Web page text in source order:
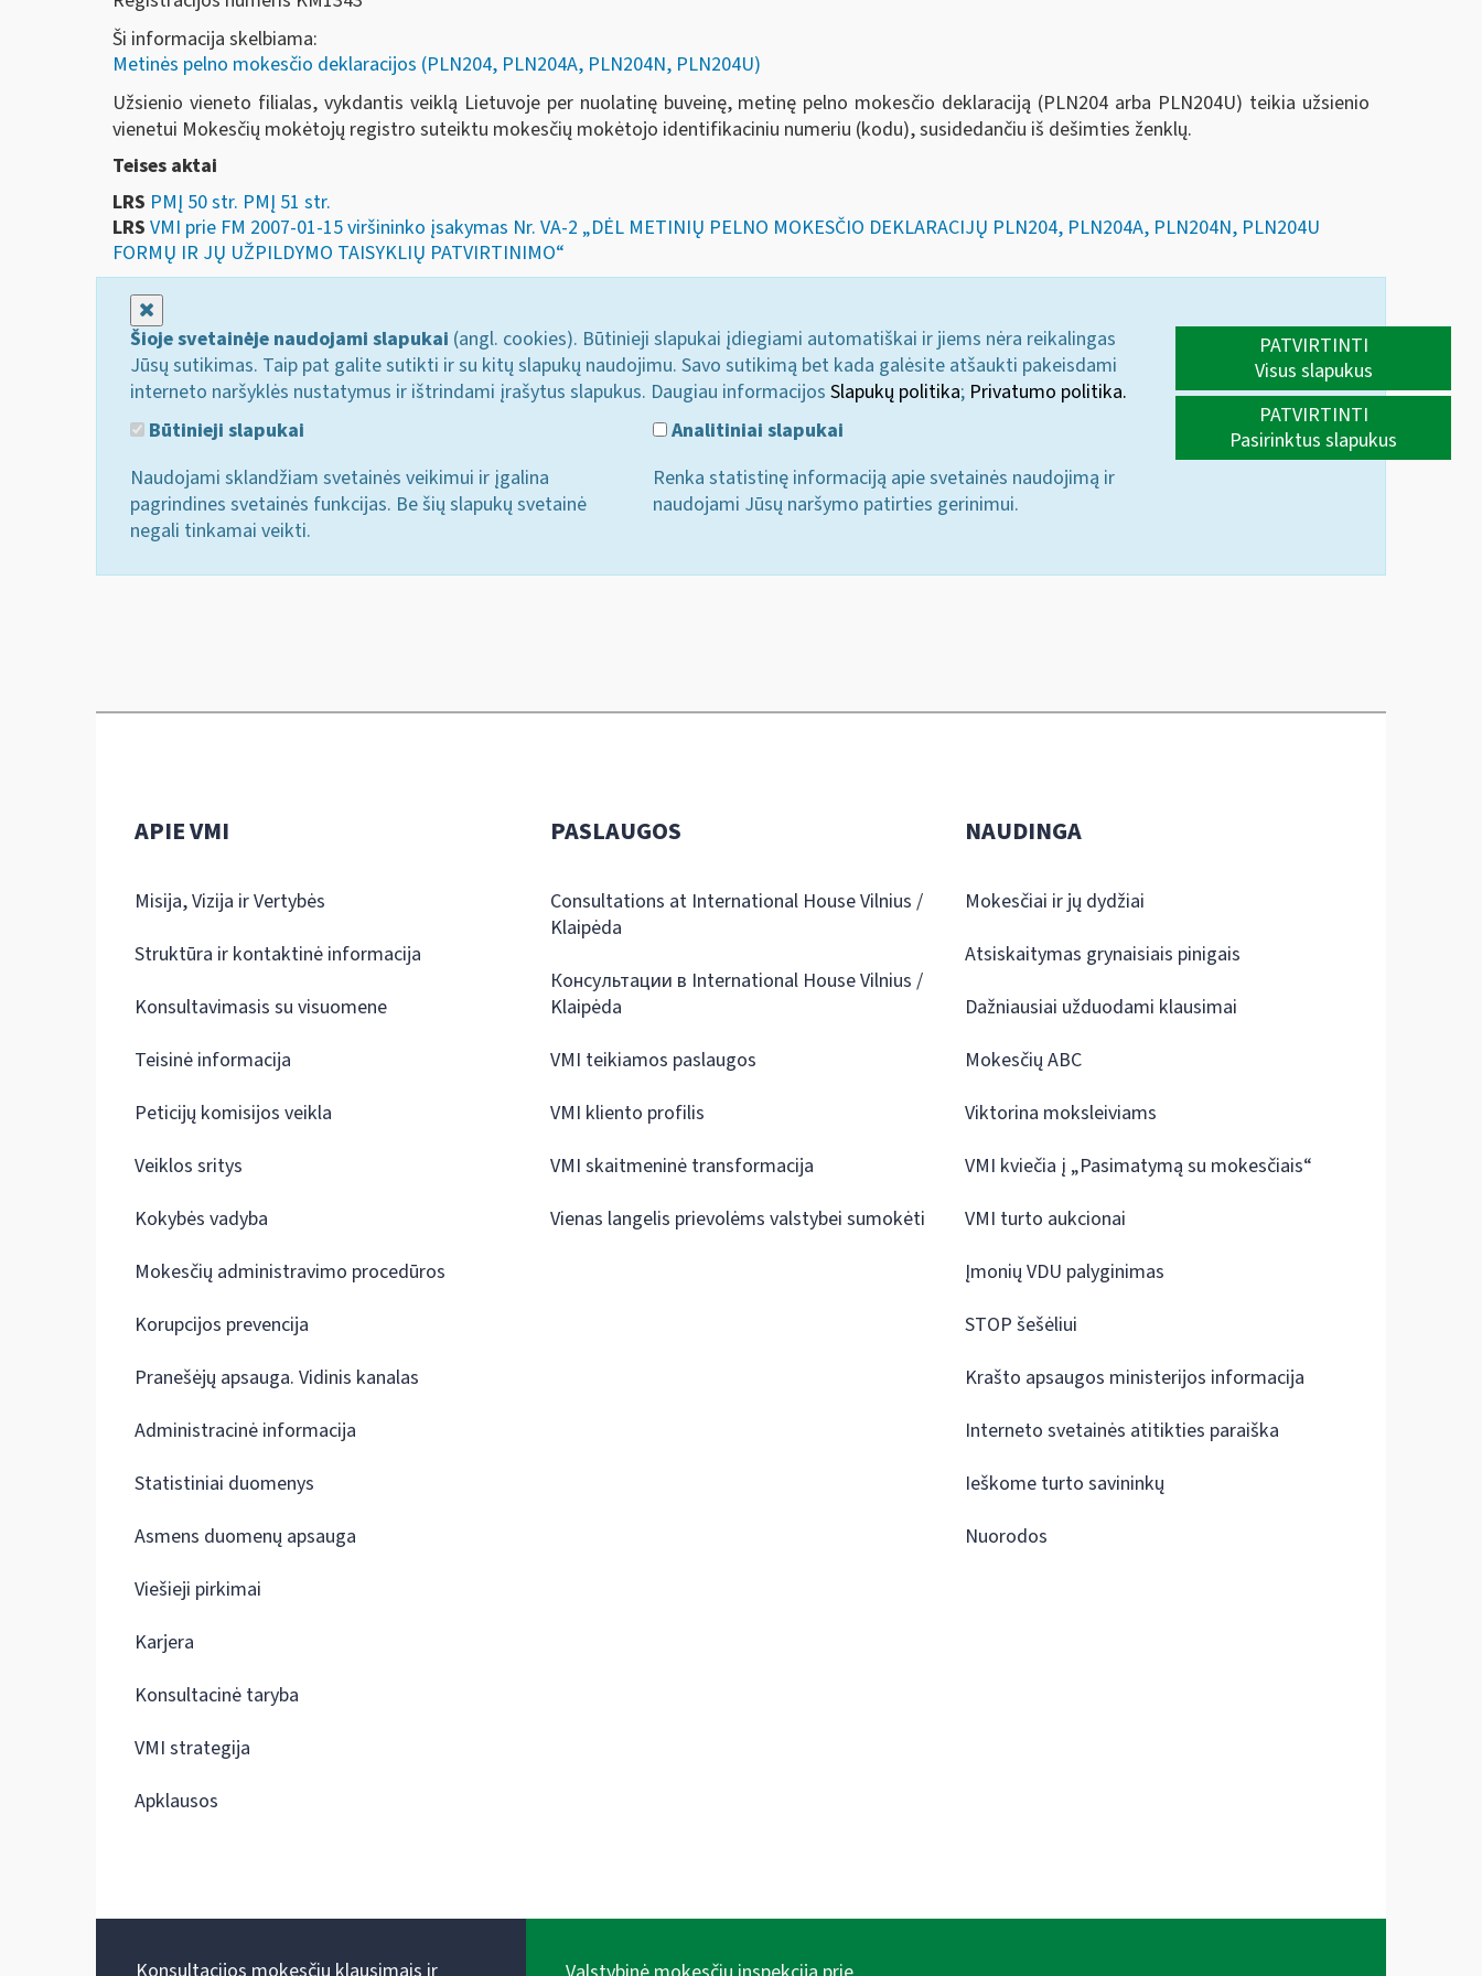
Ši informacija skelbiama:
Metinės pelno mokesčio deklaracijos (PLN204, PLN204A, PLN204N, PLN204U)
Užsienio vieneto filialas, vykdantis veiklą Lietuvoje per nuolatinę buveinę, metinę pelno mokesčio deklaraciją (PLN204 arba PLN204U) teikia užsienio
vienetui Mokesčių mokėtojų registro suteiktu mokesčių mokėtojo identifikaciniu numeriu (kodu), susidedančiu iš dešimties ženklų.
Teises aktai
LRS PMĮ 50 str. PMĮ 51 str.
LRS VMI prie FM 2007-01-15 viršininko įsakymas Nr. VA-2 „DĖL METINIŲ PELNO MOKESČIO DEKLARACIJŲ PLN204, PLN204A, PLN204N, PLN204U
FORMŲ IR JŲ UŽPILDYMO TAISYKLIŲ PATVIRTINIMO“
Šioje svetainėje naudojami slapukai (angl. cookies). Būtinieji slapukai įdiegiami automatiškai ir jiems nėra reikalingas
Jūsų sutikimas. Taip pat galite sutikti ir su kitų slapukų naudojimu. Savo sutikimą bet kada galėsite atšaukti pakeisdami
interneto naršyklės nustatymus ir ištrindami įrašytus slapukus. Daugiau informacijos Slapukų politika; Privatumo politika.
Būtinieji slapukai
Naudojami sklandžiam svetainės veikimui ir įgalina
pagrindines svetainės funkcijas. Be šių slapukų svetainė
negali tinkamai veikti.
Analitiniai slapukai
Renka statistinę informaciją apie svetainės naudojimą ir
naudojami Jūsų naršymo patirties gerinimui.
PATVIRTINTI
Visus slapukus
PATVIRTINTI
Pasirinktus slapukus
APIE VMI
Misija, Vizija ir Vertybės
Struktūra ir kontaktinė informacija
Konsultavimasis su visuomene
Teisinė informacija
Peticijų komisijos veikla
Veiklos sritys
Kokybės vadyba
Mokesčių administravimo procedūros
Korupcijos prevencija
Pranešėjų apsauga. Vidinis kanalas
Administracinė informacija
Statistiniai duomenys
Asmens duomenų apsauga
Viešieji pirkimai
Karjera
Konsultacinė taryba
VMI strategija
Apklausos
PASLAUGOS
Consultations at International House Vilnius /
Klaipėda
Консультации в International House Vilnius /
Klaipėda
VMI teikiamos paslaugos
VMI kliento profilis
VMI skaitmeninė transformacija
Vienas langelis prievolėms valstybei sumokėti
NAUDINGA
Mokesčiai ir jų dydžiai
Atsiskaitymas grynaisiais pinigais
Dažniausiai užduodami klausimai
Mokesčių ABC
Viktorina moksleiviams
VMI kviečia į „Pasimatymą su mokesčiais“
VMI turto aukcionai
Įmonių VDU palyginimas
STOP šešėliui
Krašto apsaugos ministerijos informacija
Interneto svetainės atitikties paraiška
Ieškome turto savininkų
Nuorodos
Konsultacijos mokesčių klausimais ir